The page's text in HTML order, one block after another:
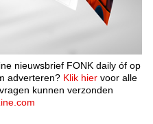
nieuwsbrief FONK daily óf op
adverteren? Klik hier voor alle
kunnen verzonden